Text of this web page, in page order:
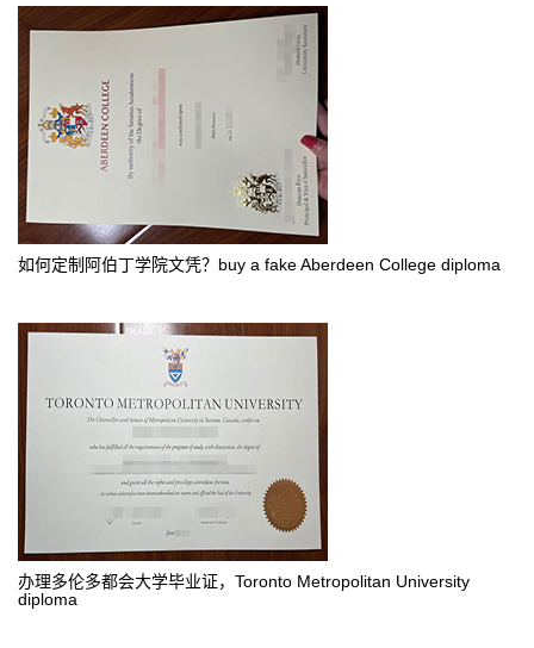
如何定制阿伯丁学院文凭？buy a fake Aberdeen College diploma
办理多伦多都会大学毕业证，Toronto Metropolitan University
diploma